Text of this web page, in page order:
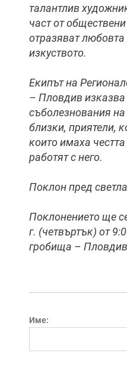
талантлив
част от
отразяват
изкуството.
Екипът на
– Пловдив изказва
съболезнования на
близки, приятели,
които имаха
работят с него.
Поклон пред
Поклонението ще
г. (четвъртък) от
гробища –
Име: